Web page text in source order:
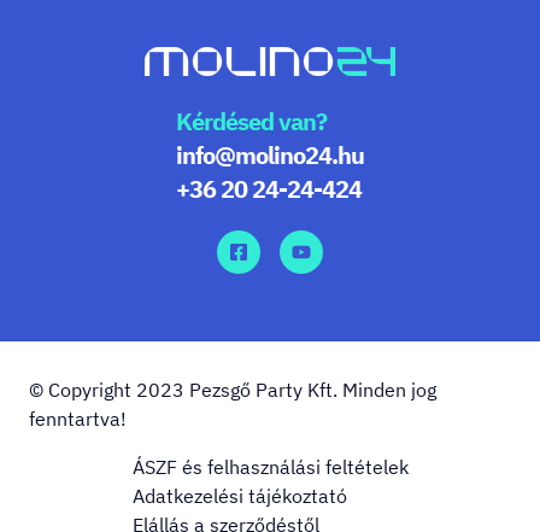
Kérdésed van?
info@molino24.hu
+36 20 24-24-424
© Copyright 2023 Pezsgő Party Kft. Minden jog
fenntartva!
ÁSZF és felhasználási feltételek
Adatkezelési tájékoztató
Elállás a szerződéstől